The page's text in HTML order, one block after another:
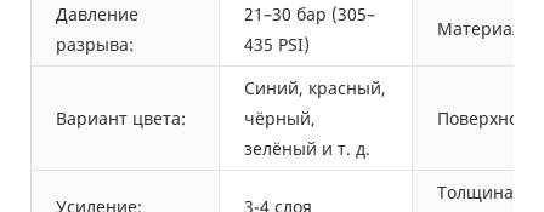
Давление
разрыва:
21–30 бар (305–
435 PSI)
Материал:
Вариант цвета:
Синий, красный,
чёрный,
зелёный и т. д.
Усиление: 3-4 слоя
Толщина